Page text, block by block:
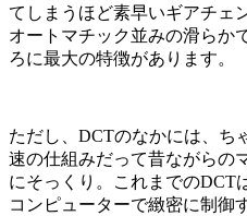
てしまうほど素早いギアチェ
オートマチック並みの滑らか
ろに最大の特徴があります。
ただし、DCTのなかには、ち
速の仕組みだって昔ながらの
にそっくり。これまでのDCT
コンピューターで緻密に制御